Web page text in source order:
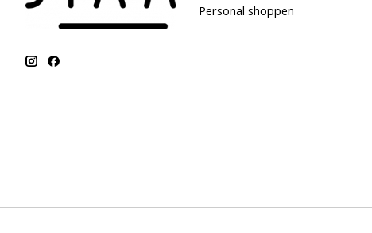
Personal shoppen